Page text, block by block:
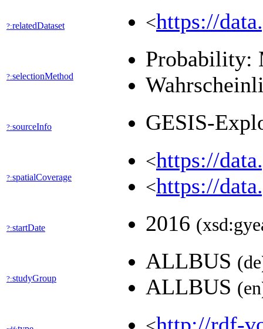
?:relatedDataset <https://
?:selectionMethod
Probability:
?:sourceInfo GESIS-
?:spatialCoverage
<https://
<https://
?:startDate 2016
?:studyGroup
ALLBUS
ALLBUS